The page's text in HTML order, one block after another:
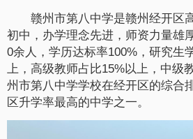
赣州市第八中学是赣州经开区
初中，办学理念先进，师资力量雄
0余人，学历达标率100%，研究生
上，高级教师占比15%以上，中级
州市第八中学学校在经开区的综合
区升学率最高的中学之一。